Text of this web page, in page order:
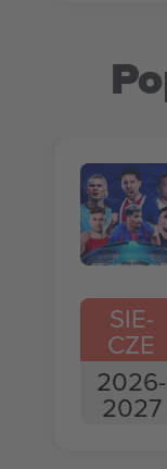
SIE-
CZE
2026-
2027